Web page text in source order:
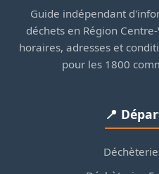
Guide indépendant
déchets en Région
horaires, adresses et
pour les 1800
📍